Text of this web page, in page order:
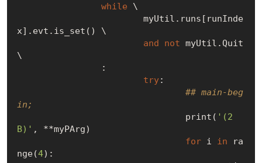
while \
x].evt.is_set() \
and
not myUtil.Quit
\
try:
## main-beg
in;
				print(
'(2
B)' , **myPArg)
for i in ra
nge(4):